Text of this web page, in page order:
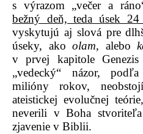
s výrazom „večer a
bežný deň, teda úsek
vyskytujú aj slová pre
úseky, ako olam, alebo
v prvej kapitole Genezis
„vedecký“ názor,
milióny rokov,
ateistickej evolučnej
neverili v Boha stvoriteľa
zjavenie v Biblii.